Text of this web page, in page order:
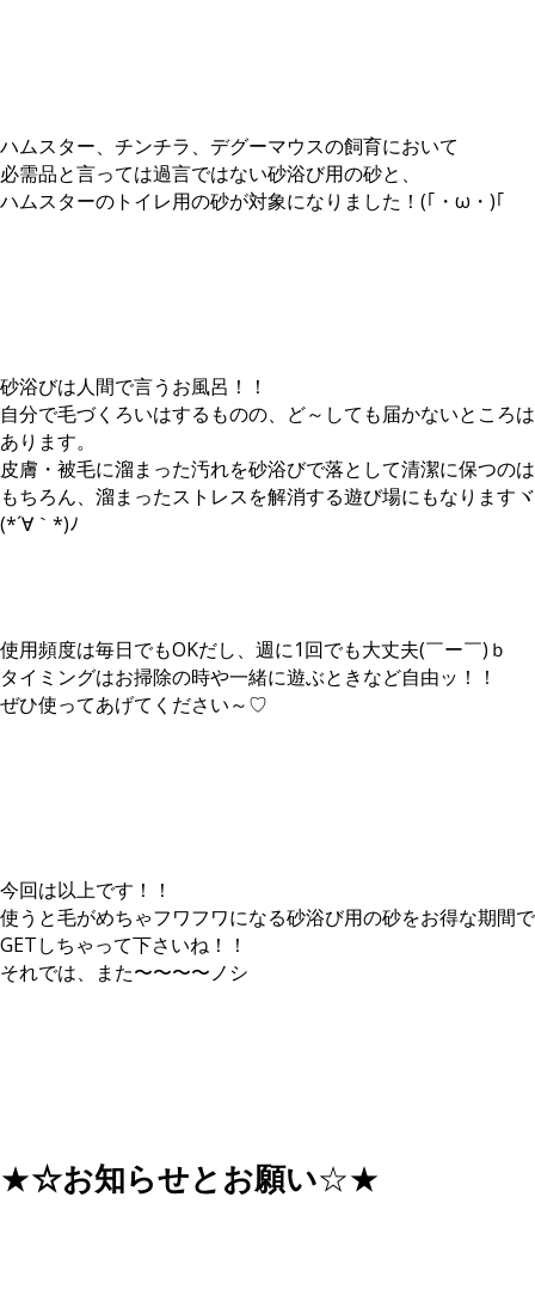
ハムスター、チンチラ、デグーマウスの飼育において
必需品と言っては過言ではない砂浴び用の砂と、
ハムスターのトイレ用の砂が対象になりました！(｢・ω・)｢
砂浴びは人間で言うお風呂！！
自分で毛づくろいはするものの、ど～しても届かないところは
あります。
皮膚・被毛に溜まった汚れを砂浴びで落として清潔に保つのは
もちろん、溜まったストレスを解消する遊び場にもなりますヾ
(*´∀｀*)ﾉ
使用頻度は毎日でもOKだし、週に1回でも大丈夫(￣ー￣)ｂ
タイミングはお掃除の時や一緒に遊ぶときなど自由ッ！！
ぜひ使ってあげてください～♡
今回は以上です！！
使うと毛がめちゃフワフワになる砂浴び用の砂をお得な期間で
GETしちゃって下さいね！！
それでは、また〜〜〜〜ノシ
★☆お知らせとお願い☆★